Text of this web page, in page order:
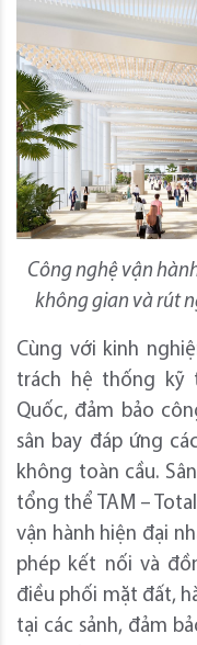
Công nghệ vận
không gian và rút
Cùng với kinh
trách hệ thống kỹ
Quốc, đảm bảo
sân bay đáp ứng
không toàn cầu.
tổng thể TAM –
vận hành hiện đại
phép kết nối và
điều phối mặt đất,
tại các sảnh, đảm